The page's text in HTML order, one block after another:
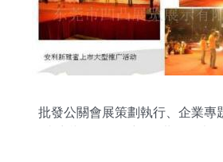
批發公關會展策劃執行、企業專